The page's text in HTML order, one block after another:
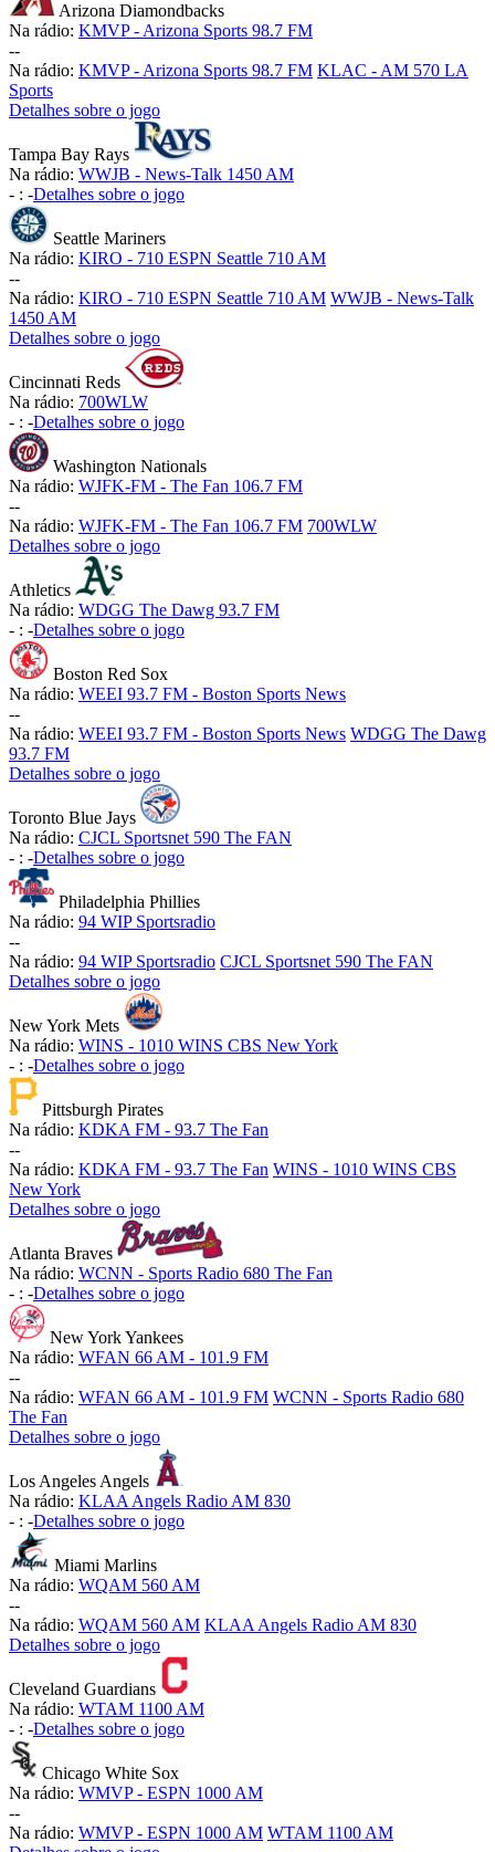
Arizona Diamondbacks
Na rádio: KMVP - Arizona Sports 98.7 FM
--
Na rádio: KMVP - Arizona Sports 98.7 FM KLAC - AM 570 LA
Sports
Detalhes sobre o jogo
Tampa Bay Rays
Na rádio: WWJB - News-Talk 1450 AM
- : -Detalhes sobre o jogo
Seattle Mariners
Na rádio: KIRO - 710 ESPN Seattle 710 AM
--
Na rádio: KIRO - 710 ESPN Seattle 710 AM WWJB - News-Talk
1450 AM
Detalhes sobre o jogo
Cincinnati Reds
Na rádio: 700WLW
- : -Detalhes sobre o jogo
Washington Nationals
Na rádio: WJFK-FM - The Fan 106.7 FM
--
Na rádio: WJFK-FM - The Fan 106.7 FM 700WLW
Detalhes sobre o jogo
Athletics
Na rádio: WDGG The Dawg 93.7 FM
- : -Detalhes sobre o jogo
Boston Red Sox
Na rádio: WEEI 93.7 FM - Boston Sports News
--
Na rádio: WEEI 93.7 FM - Boston Sports News WDGG The Dawg
93.7 FM
Detalhes sobre o jogo
Toronto Blue Jays
Na rádio: CJCL Sportsnet 590 The FAN
- : -Detalhes sobre o jogo
Philadelphia Phillies
Na rádio: 94 WIP Sportsradio
--
Na rádio: 94 WIP Sportsradio CJCL Sportsnet 590 The FAN
Detalhes sobre o jogo
New York Mets
Na rádio: WINS - 1010 WINS CBS New York
- : -Detalhes sobre o jogo
Pittsburgh Pirates
Na rádio: KDKA FM - 93.7 The Fan
--
Na rádio: KDKA FM - 93.7 The Fan WINS - 1010 WINS CBS
New York
Detalhes sobre o jogo
Atlanta Braves
Na rádio: WCNN - Sports Radio 680 The Fan
- : -Detalhes sobre o jogo
New York Yankees
Na rádio: WFAN 66 AM - 101.9 FM
--
Na rádio: WFAN 66 AM - 101.9 FM WCNN - Sports Radio 680
The Fan
Detalhes sobre o jogo
Los Angeles Angels
Na rádio: KLAA Angels Radio AM 830
- : -Detalhes sobre o jogo
Miami Marlins
Na rádio: WQAM 560 AM
--
Na rádio: WQAM 560 AM KLAA Angels Radio AM 830
Detalhes sobre o jogo
Cleveland Guardians
Na rádio: WTAM 1100 AM
- : -Detalhes sobre o jogo
Chicago White Sox
Na rádio: WMVP - ESPN 1000 AM
--
Na rádio: WMVP - ESPN 1000 AM WTAM 1100 AM